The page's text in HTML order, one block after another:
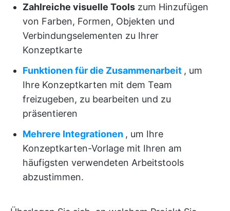
Zahlreiche visuelle Tools zum Hinzufügen
von Farben, Formen, Objekten und
Verbindungselementen zu Ihrer
Konzeptkarte
Funktionen für die Zusammenarbeit , um
Ihre Konzeptkarten mit dem Team
freizugeben, zu bearbeiten und zu
präsentieren
Mehrere Integrationen , um Ihre
Konzeptkarten-Vorlage mit Ihren am
häufigsten verwendeten Arbeitstools
abzustimmen.